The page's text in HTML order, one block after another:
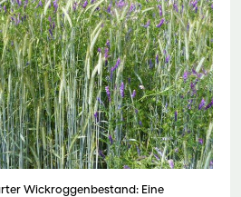
Wickroggenbestand: Eine